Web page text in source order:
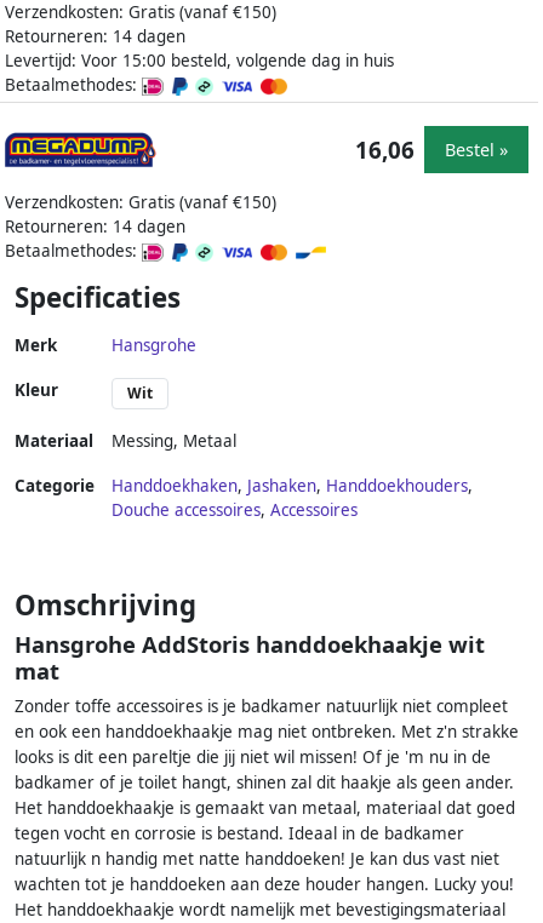
Verzendkosten: Gratis (vanaf €150)
Retourneren: 14 dagen
Levertijd: Voor 15:00 besteld, volgende dag in huis
Betaalmethodes:
Verzendkosten: Gratis (vanaf €150)
Retourneren: 14 dagen
Betaalmethodes:
16,06 Bestel »
Specificaties
Merk Hansgrohe
Kleur Wit
Materiaal Messing, Metaal
Categorie Handdoekhaken, Jashaken, Handdoekhouders,
Douche accessoires, Accessoires
Omschrijving
Hansgrohe AddStoris handdoekhaakje wit
mat
Zonder toffe accessoires is je badkamer natuurlijk niet compleet
en ook een handdoekhaakje mag niet ontbreken. Met z'n strakke
looks is dit een pareltje die jij niet wil missen! Of je 'm nu in de
badkamer of je toilet hangt, shinen zal dit haakje als geen ander.
Het handdoekhaakje is gemaakt van metaal, materiaal dat goed
tegen vocht en corrosie is bestand. Ideaal in de badkamer
natuurlijk n handig met natte handdoeken! Je kan dus vast niet
wachten tot je handdoeken aan deze houder hangen. Lucky you!
Het handdoekhaakje wordt namelijk met bevestigingsmateriaal